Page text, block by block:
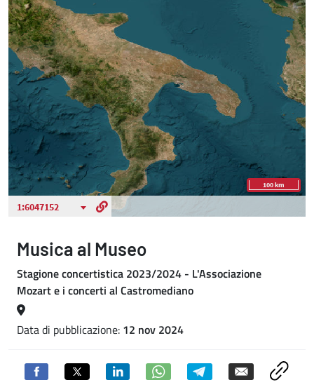
Musica al Museo
Stagione concertistica 2023/2024 - L'Associazione
Mozart e i concerti al Castromediano
Data di pubblicazione: 12 nov 2024